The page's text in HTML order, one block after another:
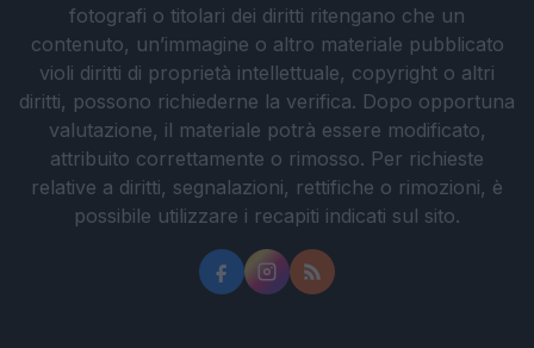
fotografi o titolari dei diritti ritengano che un
contenuto, un’immagine o altro materiale pubblicato
violi diritti di proprietà intellettuale, copyright o altri
diritti, possono richiederne la verifica. Dopo opportuna
valutazione, il materiale potrà essere modificato,
attribuito correttamente o rimosso. Per richieste
relative a diritti, segnalazioni, rettifiche o rimozioni, è
possibile utilizzare i recapiti indicati sul sito.